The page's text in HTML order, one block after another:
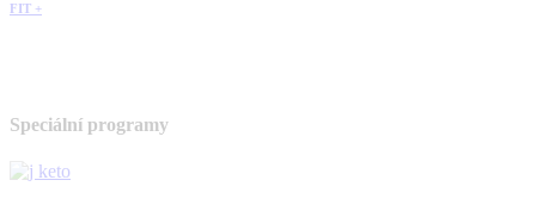
FIT +
Speciální programy